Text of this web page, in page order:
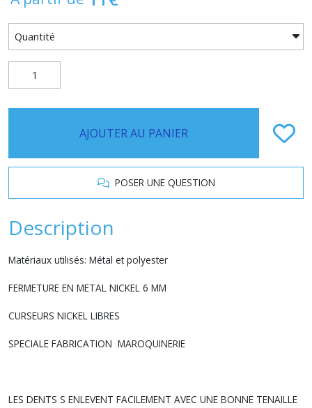
AJOUTER AU PANIER
POSER UNE QUESTION
Description
Matériaux utilisés: Métal et polyester
FERMETURE EN METAL NICKEL 6 MM
CURSEURS NICKEL LIBRES
SPECIALE FABRICATION MAROQUINERIE
LES DENTS S ENLEVENT FACILEMENT AVEC UNE BONNE TENAILLE